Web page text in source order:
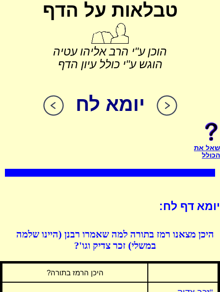
טבלאות על הדף
הוכן ע"י הרב אליהו עטיה
הוגש ע"י כולל עיון הדף
יומא לח
שאל את
הכולל
יומא דף לח:
היכן מצאנו רמז בתורה למה שאמרו רבנן (היינו שלמה
במשלי) זכר צדיק וגו'?
היכן הרמז בתורה?